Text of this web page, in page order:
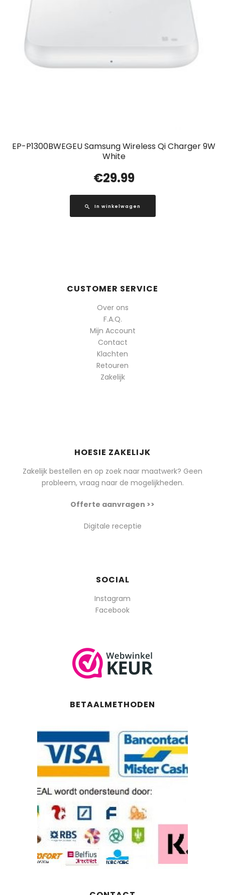
EP-P1300BWEGEU Samsung Wireless Qi Charger 9W
White
€29.99
In winkelwagen
CUSTOMER SERVICE
Over ons
F.A.Q.
Mijn Account
Contact
Klachten
Retouren
Zakelijk
HOESIE ZAKELIJK
Zakelijk bestellen en op zoek naar maatwerk? Geen
probleem, vraag naar de mogelijkheden.
Offerte aanvragen >>
Digitale receptie
SOCIAL
Instagram
Facebook
BETAALMETHODEN